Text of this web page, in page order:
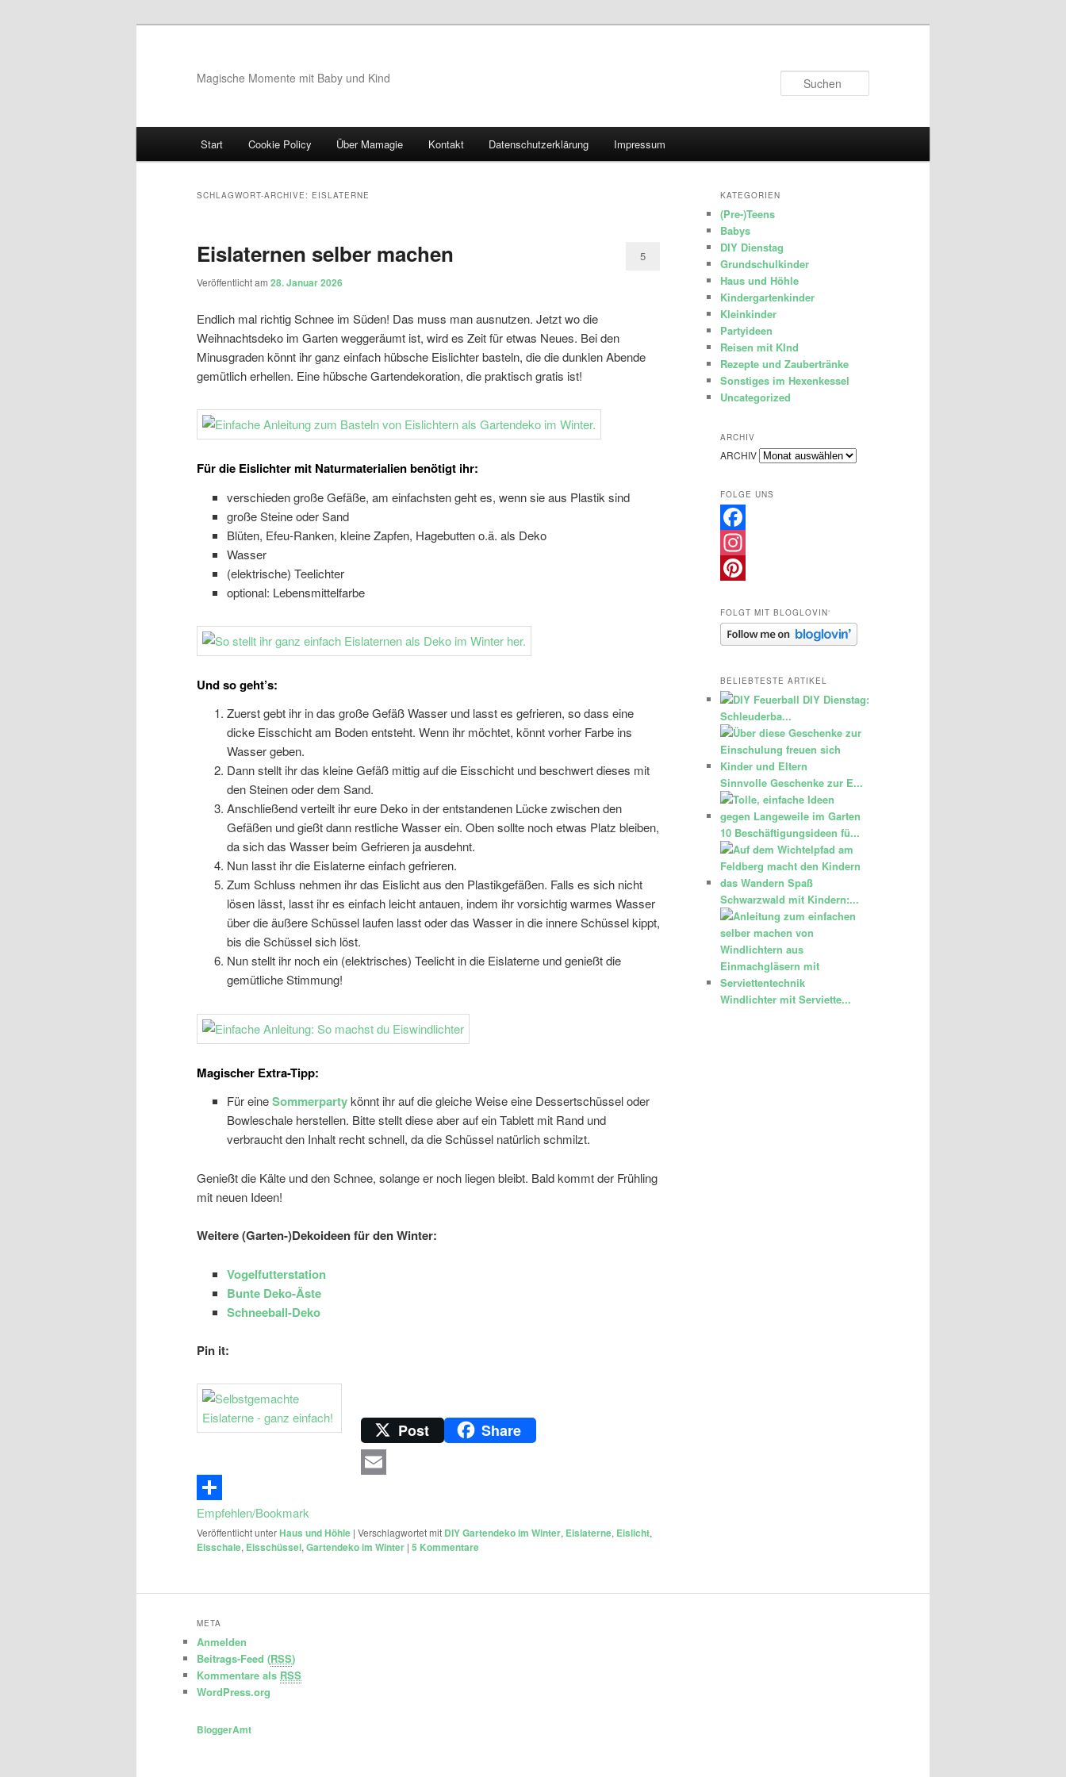
Magische Momente mit Baby und Kind
Zum Inhalt wechseln
Zum sekundären Inhalt wechseln
Start Cookie Policy Über Mamagie Kontakt Datenschutzerklärung Impressum
SCHLAGWORT-ARCHIVE: EISLATERNE
Eislaternen selber machen
Veröffentlicht am 28. Januar 2026
5
Endlich mal richtig Schnee im Süden! Das muss man ausnutzen. Jetzt wo die
Weihnachtsdeko im Garten weggeräumt ist, wird es Zeit für etwas Neues. Bei den
Minusgraden könnt ihr ganz einfach hübsche Eislichter basteln, die die dunklen Abende
gemütlich erhellen. Eine hübsche Gartendekoration, die praktisch gratis ist!
Für die Eislichter mit Naturmaterialien benötigt ihr:
verschieden große Gefäße, am einfachsten geht es, wenn sie aus Plastik sind
große Steine oder Sand
Blüten, Efeu-Ranken, kleine Zapfen, Hagebutten o.ä. als Deko
Wasser
(elektrische) Teelichter
optional: Lebensmittelfarbe
Und so geht’s:
Zuerst gebt ihr in das große Gefäß Wasser und lasst es gefrieren, so dass eine
dicke Eisschicht am Boden entsteht. Wenn ihr möchtet, könnt vorher Farbe ins
Wasser geben.
Dann stellt ihr das kleine Gefäß mittig auf die Eisschicht und beschwert dieses mit
den Steinen oder dem Sand.
Anschließend verteilt ihr eure Deko in der entstandenen Lücke zwischen den
Gefäßen und gießt dann restliche Wasser ein. Oben sollte noch etwas Platz bleiben,
da sich das Wasser beim Gefrieren ja ausdehnt.
Nun lasst ihr die Eislaterne einfach gefrieren.
Zum Schluss nehmen ihr das Eislicht aus den Plastikgefäßen. Falls es sich nicht
lösen lässt, lasst ihr es einfach leicht antauen, indem ihr vorsichtig warmes Wasser
über die äußere Schüssel laufen lasst oder das Wasser in die innere Schüssel kippt,
bis die Schüssel sich löst.
Nun stellt ihr noch ein (elektrisches) Teelicht in die Eislaterne und genießt die
gemütliche Stimmung!
Magischer Extra-Tipp:
Für eineSommerpartykönnt ihr auf die gleiche Weise eine Dessertschüssel oder
Bowleschale herstellen. Bitte stellt diese aber auf ein Tablett mit Rand und
verbraucht den Inhalt recht schnell, da die Schüssel natürlich schmilzt.
Genießt die Kälte und den Schnee, solange er noch liegen bleibt. Bald kommt der Frühling
mit neuen Ideen!
Weitere (Garten-)Dekoideen für den Winter:
Vogelfutterstation
Bunte Deko-Äste
Schneeball-Deko
Pin it:
Post Share
Email
Empfehlen/Bookmark
Veröffentlicht unterHaus und Höhle | Verschlagwortet mit DIY Gartendeko im Winter, Eislaterne, Eislicht,
Eisschale, Eisschüssel, Gartendeko im Winter | 5 Kommentare
KATEGORIEN
(Pre-)Teens
Babys
DIY Dienstag
Grundschulkinder
Haus und Höhle
Kindergartenkinder
Kleinkinder
Partyideen
Reisen mit KInd
Rezepte und Zaubertränke
Sonstiges im Hexenkessel
Uncategorized
ARCHIV
ARCHIV
FOLGE UNS
Facebook
Instagram
FOLGT MIT BLOGLOVIN‘
BELIEBTESTE ARTIKEL
DIY Dienstag:
Schleuderba...
Sinnvolle Geschenke zur E...
10 Beschäftigungsideen fü...
Schwarzwald mit Kindern:...
Windlichter mit Serviette...
META
Anmelden
Beitrags-Feed (RSS)
Kommentare als RSS
WordPress.org
BloggerAmt